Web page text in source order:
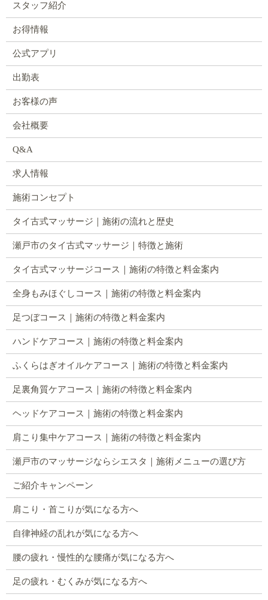
スタッフ紹介
お得情報
公式アプリ
出勤表
お客様の声
会社概要
Q&A
求人情報
施術コンセプト
タイ古式マッサージ｜施術の流れと歴史
瀬戸市のタイ古式マッサージ｜特徴と施術
タイ古式マッサージコース｜施術の特徴と料金案内
全身もみほぐしコース｜施術の特徴と料金案内
足つぼコース｜施術の特徴と料金案内
ハンドケアコース｜施術の特徴と料金案内
ふくらはぎオイルケアコース｜施術の特徴と料金案内
足裏角質ケアコース｜施術の特徴と料金案内
ヘッドケアコース｜施術の特徴と料金案内
肩こり集中ケアコース｜施術の特徴と料金案内
瀬戸市のマッサージならシエスタ｜施術メニューの選び方
ご紹介キャンペーン
肩こり・首こりが気になる方へ
自律神経の乱れが気になる方へ
腰の疲れ・慢性的な腰痛が気になる方へ
足の疲れ・むくみが気になる方へ